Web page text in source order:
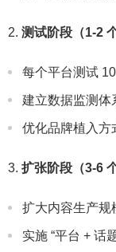
测试阶段（1-2
每个平台测试
建立数据监测体
优化品牌植入方
扩张阶段（3-6
扩大内容生产规
实施 “平台 + 话